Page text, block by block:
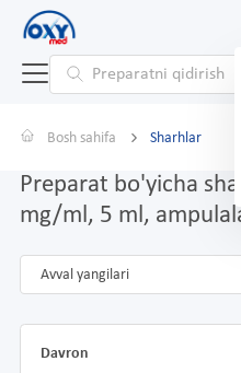
Bosh sahifa Sharhlar
Preparat bo'yicha
mg/ml, 5 ml,
Avval yangilari
Davron